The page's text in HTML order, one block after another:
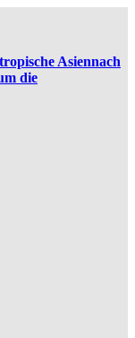
Asiennach
die